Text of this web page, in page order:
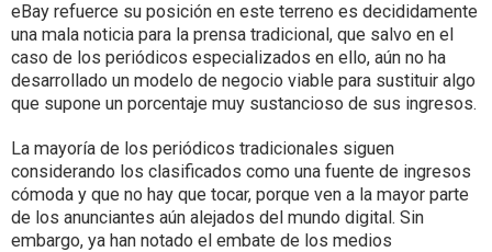
eBay refuerce su posición en este terreno es decididamente
una mala noticia para la prensa tradicional, que salvo en el
caso de los periódicos especializados en ello, aún no ha
desarrollado un modelo de negocio viable para sustituir algo
que supone un porcentaje muy sustancioso de sus ingresos.
La mayoría de los periódicos tradicionales siguen
considerando los clasificados como una fuente de ingresos
cómoda y que no hay que tocar, porque ven a la mayor parte
de los anunciantes aún alejados del mundo digital. Sin
embargo, ya han notado el embate de los medios